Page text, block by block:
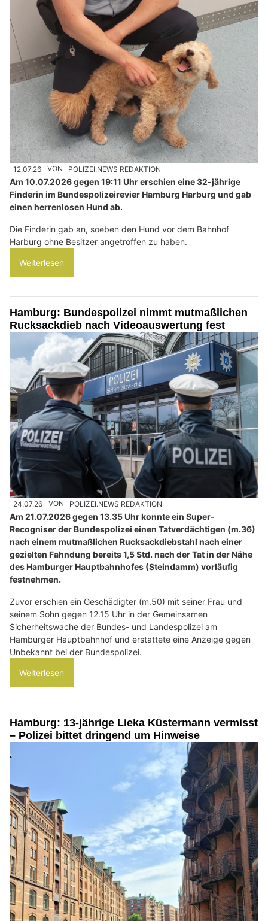
12.07.26 VON POLIZEI.NEWS REDAKTION
Am 10.07.2026 gegen 19:11 Uhr erschien eine 32-jährige
Finderin im Bundespolizeirevier Hamburg Harburg und gab
einen herrenlosen Hund ab.
Die Finderin gab an, soeben den Hund vor dem Bahnhof
Harburg ohne Besitzer angetroffen zu haben.
Weiterlesen
Hamburg: Bundespolizei nimmt mutmaßlichen
Rucksackdieb nach Videoauswertung fest
24.07.26 VON POLIZEI.NEWS REDAKTION
Am 21.07.2026 gegen 13.35 Uhr konnte ein Super-
Recogniser der Bundespolizei einen Tatverdächtigen (m.36)
nach einem mutmaßlichen Rucksackdiebstahl nach einer
gezielten Fahndung bereits 1,5 Std. nach der Tat in der Nähe
des Hamburger Hauptbahnhofes (Steindamm) vorläufig
festnehmen.
Zuvor erschien ein Geschädigter (m.50) mit seiner Frau und
seinem Sohn gegen 12.15 Uhr in der Gemeinsamen
Sicherheitswache der Bundes- und Landespolizei am
Hamburger Hauptbahnhof und erstattete eine Anzeige gegen
Unbekannt bei der Bundespolizei.
Weiterlesen
Hamburg: 13-jährige Lieka Küstermann vermisst
– Polizei bittet dringend um Hinweise